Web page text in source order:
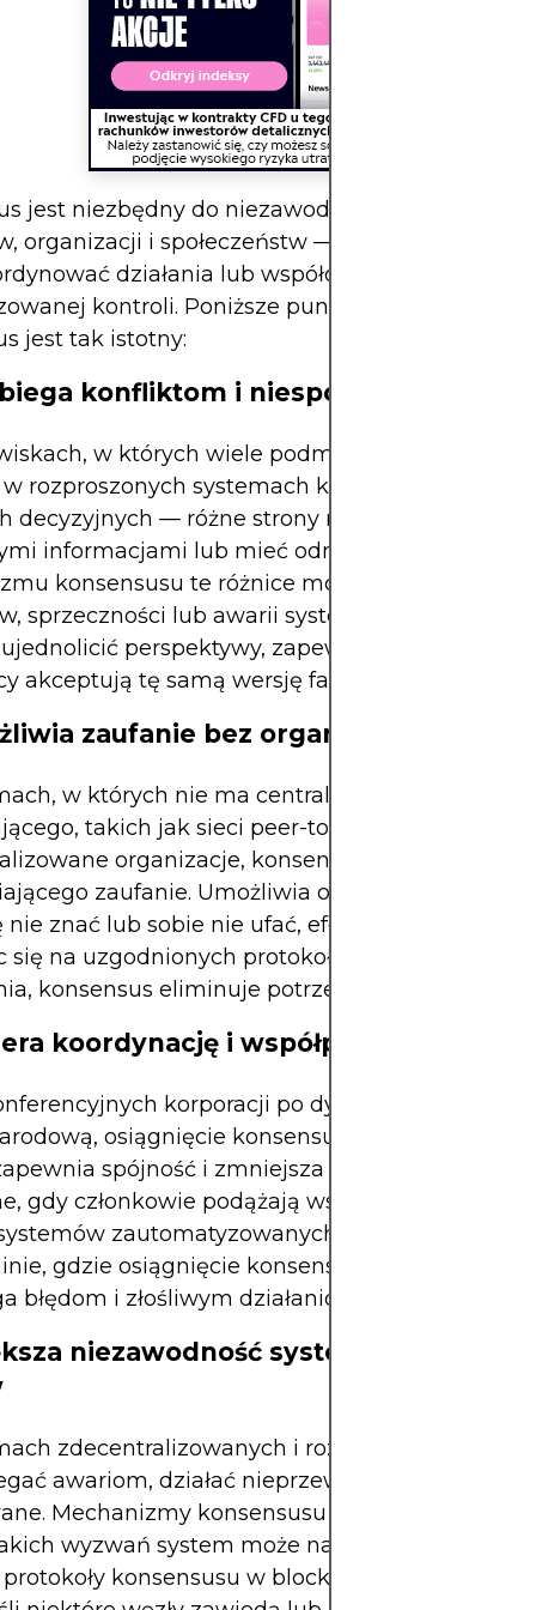
jest niezbędny do niezawodnego
organizacji i społeczeństw — zwłaszcza gdy
działania lub współdziałać bez
kontroli. Poniższe punkty wyjaśniają,
jest tak istotny:
konfliktom i niespójnościom
w których wiele podmiotów
w rozproszonych systemach komputerowych lub
decyzyjnych — różne strony mogą dysponować
informacjami lub mieć odmienne poglądy.
konsensusu te różnice mogą prowadzić do
sprzeczności lub awarii systemowych.
perspektywy, zapewniając, że wszyscy
akceptują tę samą wersję faktów lub decyzji.
zaufanie bez organów
w których nie ma centralnego podmiotu
takich jak sieci peer-to-peer lub
organizacje, konsensus odgrywa rolę
zaufanie. Umożliwia on uczestnikom,
nie znać lub sobie nie ufać, efektywną
się na uzgodnionych protokołach lub
konsensus eliminuje potrzebę pośredników.
koordynację i współpracę
korporacji po dyplomację
osiągnięcie konsensusu wspiera
spójność i zmniejsza tarcia. Zespoły są
gdy członkowie podążają wspólnym tropem.
zautomatyzowanych, takich jak węzły
gdzie osiągnięcie konsensusu co do stanu
błędom i złośliwym działaniom.
niezawodność systemu i
zdecentralizowanych i rozproszonych
awariom, działać nieprzewidywalnie lub
Mechanizmy konsensusu zapewniają, że
wyzwań system może nadal działać
protokoły konsensusu w blockchainach